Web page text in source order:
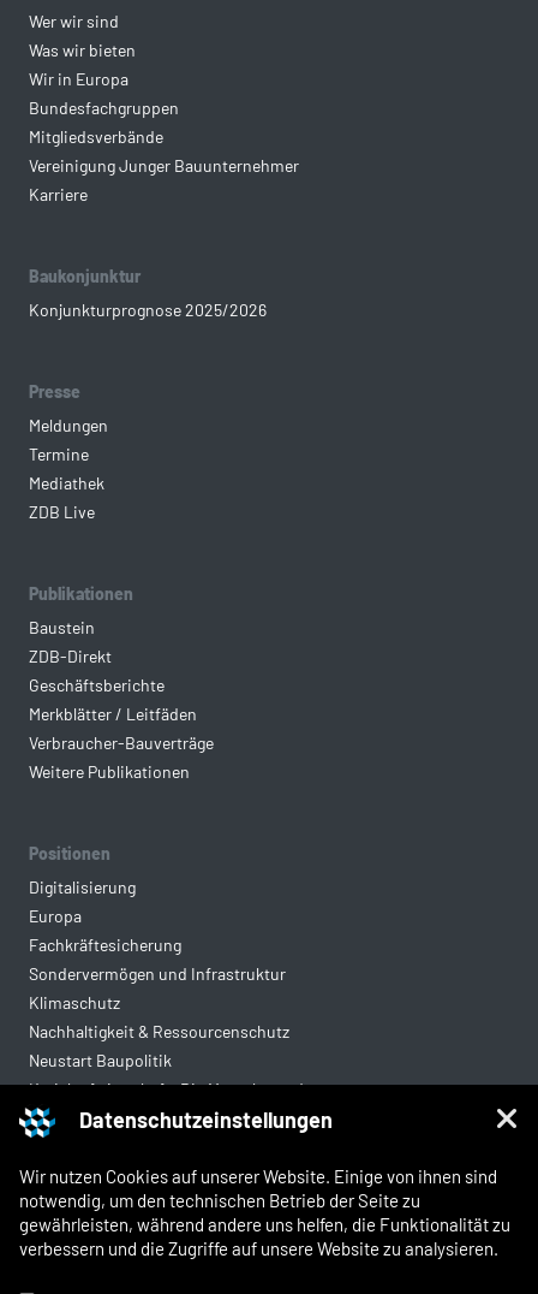
Datenschutzeinstellungen
Wir nutzen Cookies auf unserer Website. Einige von ihnen sind
notwendig, um den technischen Betrieb der Seite zu
gewährleisten, während andere uns helfen, die Funktionalität zu
verbessern und die Zugriffe auf unsere Website zu analysieren.
Wer wir sind
Was wir bieten
Wir in Europa
Bundesfachgruppen
Mitgliedsverbände
Vereinigung Junger Bauunternehmer
Karriere
Baukonjunktur
Konjunkturprognose 2025/2026
Presse
Meldungen
Termine
Mediathek
ZDB Live
Publikationen
Baustein
ZDB-Direkt
Geschäftsberichte
Merkblätter / Leitfäden
Verbraucher-Bauverträge
Weitere Publikationen
Positionen
Digitalisierung
Europa
Fachkräftesicherung
Sondervermögen und Infrastruktur
Klimaschutz
Nachhaltigkeit & Ressourcenschutz
Neustart Baupolitik
Kreislaufwirtschaft: Die Mantelverordnung
Mittelstandsgerechte Vergabe
Rechtliches
Kontakt